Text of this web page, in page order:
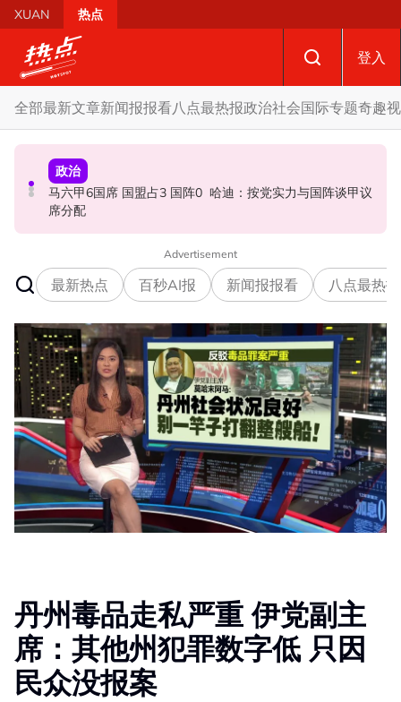
Skip to main content
XUAN 热点
登入
全部最新文章新闻报报看八点最热报政治社会国际专题奇趣
政治
马六甲6国席 国盟占3 国阵0 哈迪：按党实力与国阵谈甲议
席分配
政治
10议员正式组森州议会 马华、伊党、宏愿党各有一名代表
政治
昨反贪会总部录供身体不适急送院 沙比里案件延至827提
控
Advertisement
最新热点 百秒AI报 新闻报报看 八点最热报
丹州毒品走私严重 伊党副主
席：其他州犯罪数字低 只因
民众没报案